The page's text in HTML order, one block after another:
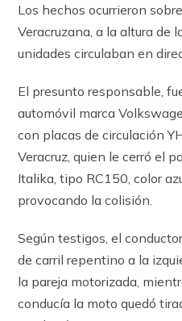
Los hechos ocurrieron
Veracruzana, a la altura de
unidades circulaban en
El presunto responsable,
automóvil marca
con placas de circulación
Veracruz, quien le cerró el
Italika, tipo RC150, color
provocando la colisión.
Según testigos, el
de carril repentino a la
la pareja motorizada,
conducía la moto quedó